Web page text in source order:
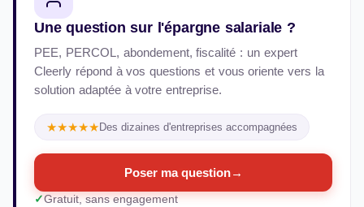
Une question sur l'épargne salariale ?
PEE, PERCOL, abondement, fiscalité : un expert
Cleerly répond à vos questions et vous oriente vers la
solution adaptée à votre entreprise.
★★★★★ Des dizaines d'entreprises accompagnées
Poser ma question→
Gratuit, sans engagement